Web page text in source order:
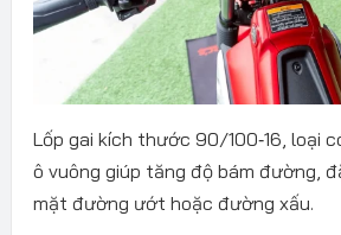
Lốp gai kích thước 90/100‑16, loại
ô vuông giúp tăng độ bám đường,
mặt đường ướt hoặc đường xấu.